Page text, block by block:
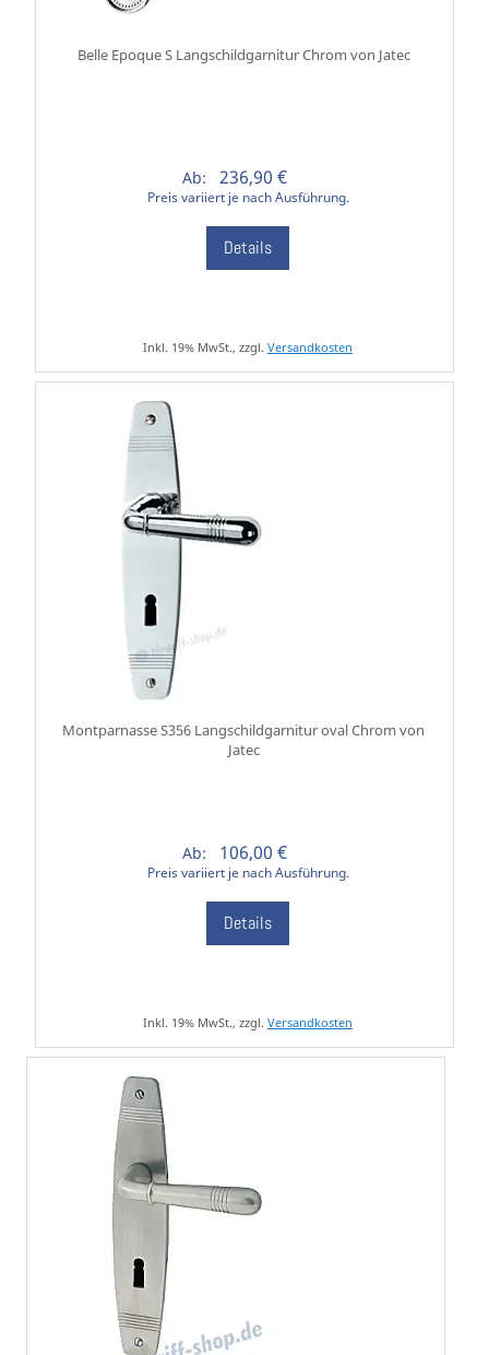
Belle Epoque S Langschildgarnitur Chrom von Jatec
Ab: 236,90 €
Preis variiert je nach Ausführung.
Details
Inkl. 19% MwSt., zzgl. Versandkosten
Montparnasse S356 Langschildgarnitur oval Chrom von
Jatec
Ab: 106,00 €
Preis variiert je nach Ausführung.
Details
Inkl. 19% MwSt., zzgl. Versandkosten